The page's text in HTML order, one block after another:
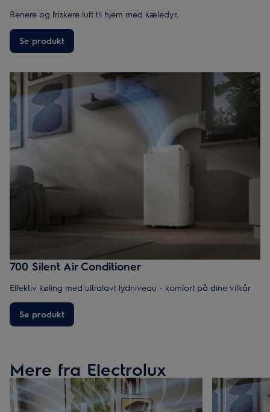
Renere og friskere luft til hjem med kæledyr.
Se produkt
700 Silent Air Conditioner
Effektiv køling med ultralavt lydniveau - komfort på dine vilkår
Se produkt
Mere fra Electrolux